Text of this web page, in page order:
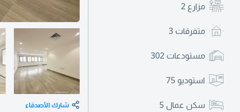
مزارع 2
متفرقات 3
مستودعات 302
استوديو 75
سكن عمال 5 شارك الأصدقاء